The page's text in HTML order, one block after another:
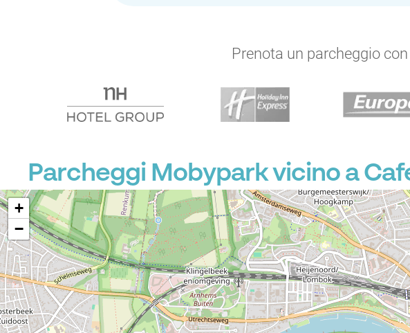
Prenota un parcheggio
Parcheggi Mobypark vicino a
+
−